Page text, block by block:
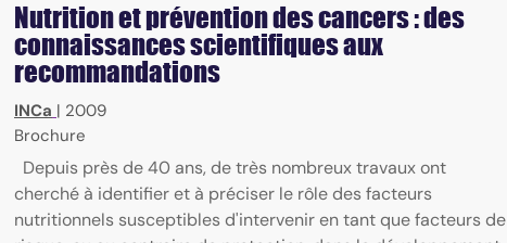
Nutrition et prévention des cancers : des
connaissances scientifiques aux
recommandations
INCa | 2009
Brochure
Depuis près de 40 ans, de très nombreux travaux ont
cherché à identifier et à préciser le rôle des facteurs
nutritionnels susceptibles d'intervenir en tant que facteurs de